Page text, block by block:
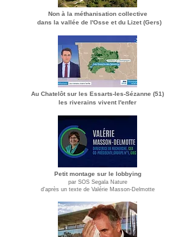
Non à la méthanisation collective
dans la vallée de l'Osse et du Lizet (Gers)
Au Chatelôt sur les Essarts-les-Sézanne (51)
les riverains vivent l'enfer
Petit montage sur le lobbying
par SOS Segala Nature
d'après un texte de Valérie Masson-Delmotte